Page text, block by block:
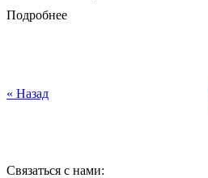
Подробнее
« Назад
Связаться с нами: